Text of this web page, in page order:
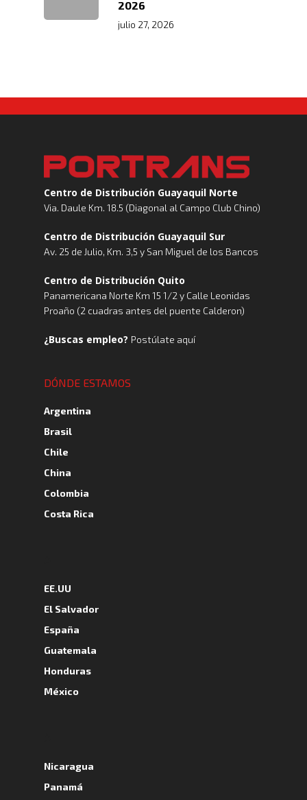
2026
julio 27, 2026
Centro de Distribución Guayaquil Norte
Via. Daule Km. 18.5 (Diagonal al Campo Club Chino)
Centro de Distribución Guayaquil Sur
Av. 25 de Julio, Km. 3,5 y San Miguel de los Bancos
Centro de Distribución Quito
Panamericana Norte Km 15 1/2 y Calle Leonidas
Proaño (2 cuadras antes del puente Calderon)
¿Buscas empleo? Postúlate aquí
DÓNDE ESTAMOS
Argentina
Brasil
Chile
China
Colombia
Costa Rica
EE.UU
El Salvador
España
Guatemala
Honduras
México
Nicaragua
Panamá